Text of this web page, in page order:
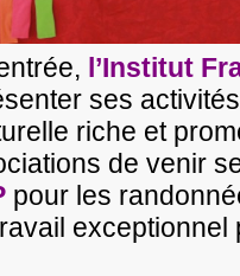
l’Institut
ses
riche et
de venir
pour les